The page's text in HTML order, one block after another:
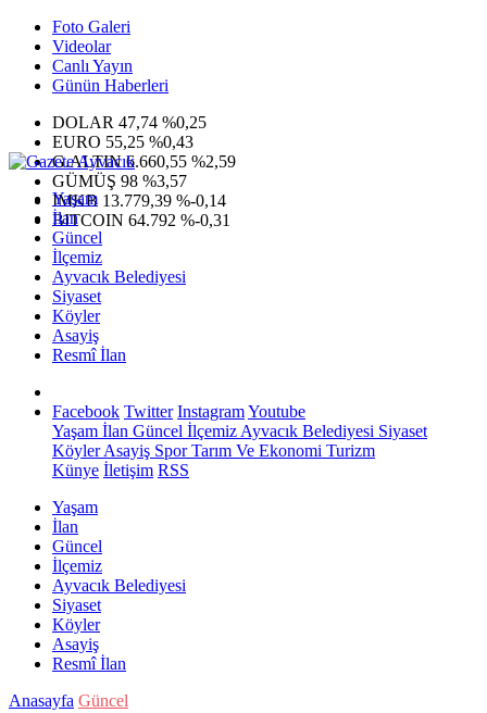
Foto Galeri
Videolar
Canlı Yayın
Günün Haberleri
DOLAR 47,74 %0,25
EURO 55,25 %0,43
G.ALTIN6.660,55 %2,59
GÜMÜŞ 98 %3,57
IMKB 13.779,39 %-0,14
BITCOIN 64.792 %-0,31
Yaşam
İlan
Güncel
İlçemiz
Ayvacık Belediyesi
Siyaset
Köyler
Asayiş
Resmî İlan
Facebook Twitter InstagramYoutube
Yaşam İlan Güncel İlçemiz Ayvacık Belediyesi Siyaset
KöylerAsayiş SporTarım Ve Ekonomi Turizm
Künye İletişim RSS
Yaşam
İlan
Güncel
İlçemiz
Ayvacık Belediyesi
Siyaset
Köyler
Asayiş
Resmî İlan
Anasayfa Güncel